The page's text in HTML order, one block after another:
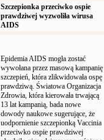
Szczepionka przeciwko ospie
prawdziwej wyzwoliła wirusa
AIDS
Epidemia AIDS mogła zostać
wywołana przez masową kampanię
szczepień, która zlikwidowała ospę
prawdziwą. Światowa Organizacja
Zdrowia, która kierowała trwającą
13 lat kampanią, bada nowe
dowody naukowe sugerujące, że
uodpornienie szczepionką Vaccinia
przeciwko ospie prawdziwej